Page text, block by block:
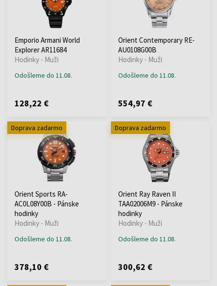
Emporio Armani World
Explorer AR11684
Hodinky - Muži
Odošleme do 11.08.
128,22 €
Orient Contemporary RE-
AU0108G00B
Hodinky - Muži
Odošleme do 11.08.
554,97 €
Doprava zadarmo
Orient Sports RA-
AC0L08Y00B - Pánske
hodinky
Hodinky - Muži
Odošleme do 11.08.
378,10 €
Doprava zadarmo
Orient Ray Raven II
TAA02006M9 - Pánske
hodinky
Hodinky - Muži
Odošleme do 11.08.
300,62 €